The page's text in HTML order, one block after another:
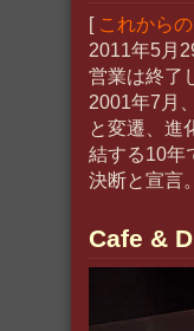
[ これから
2011年5月
営業は終了
2001年7月
と変遷、進
結する10年
決断と宣言。
Cafe &